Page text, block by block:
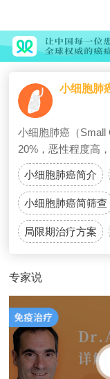
小细胞肺
小细胞肺癌（Small
20%，恶性程度高
小细胞肺癌简介
小细胞肺癌简筛查
局限期治疗方案
专家说